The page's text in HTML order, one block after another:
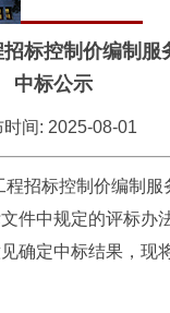
标控制价编制服
中标公示
时间: 2025-08-01
程招标控制价编制服
件中规定的评标办
确定中标结果，现